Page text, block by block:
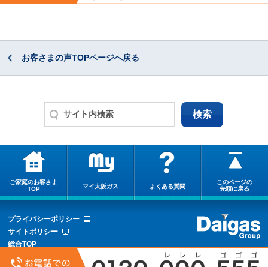
お客さまの声TOPページへ戻る
ご家庭のお客さま
TOP
マイ大阪ガス よくある質問
このページの
先頭に戻る
プライバシーポリシー
サイトポリシー
総合TOP
サイトマップ